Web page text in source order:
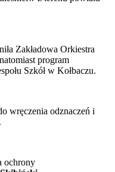
Zakładowa Orkiestra
program
Szkół w Kołbaczu.
wręczenia odznaczeń i
ochrony